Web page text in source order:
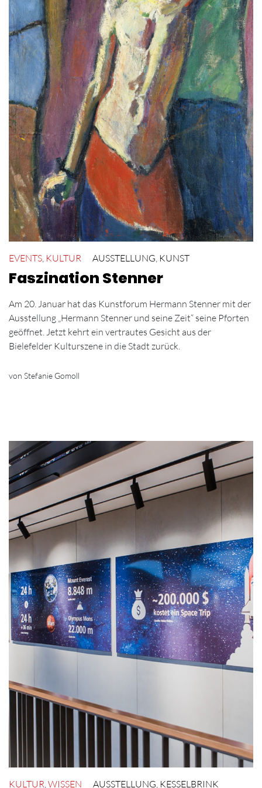
EVENTS KULTUR AUSSTELLUNG KUNST
Faszination Stenner
Am 20. Januar hat das Kunstforum Hermann Stenner mit der
Ausstellung „Hermann Stenner und seine Zeit“ seine Pforten
geöffnet. Jetzt kehrt ein vertrautes Gesicht aus der
Bielefelder Kulturszene in die Stadt zurück.
von Stefanie Gomoll
KULTUR,WISSEN AUSSTELLUNG, KESSELBRINK